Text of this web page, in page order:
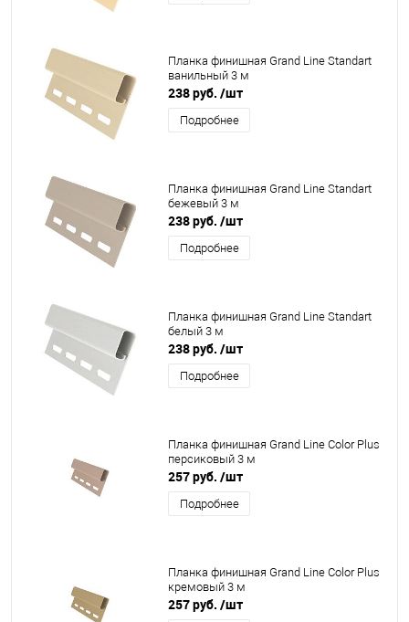
Планка финишная Grand Line Standart
ванильный 3 м
238 руб. /шт
Подробнее
Планка финишная Grand Line Standart
бежевый 3 м
238 руб. /шт
Подробнее
Планка финишная Grand Line Standart
белый 3 м
238 руб. /шт
Подробнее
Планка финишная Grand Line Color Plus
персиковый 3 м
257 руб. /шт
Подробнее
Планка финишная Grand Line Color Plus
кремовый 3 м
257 руб. /шт